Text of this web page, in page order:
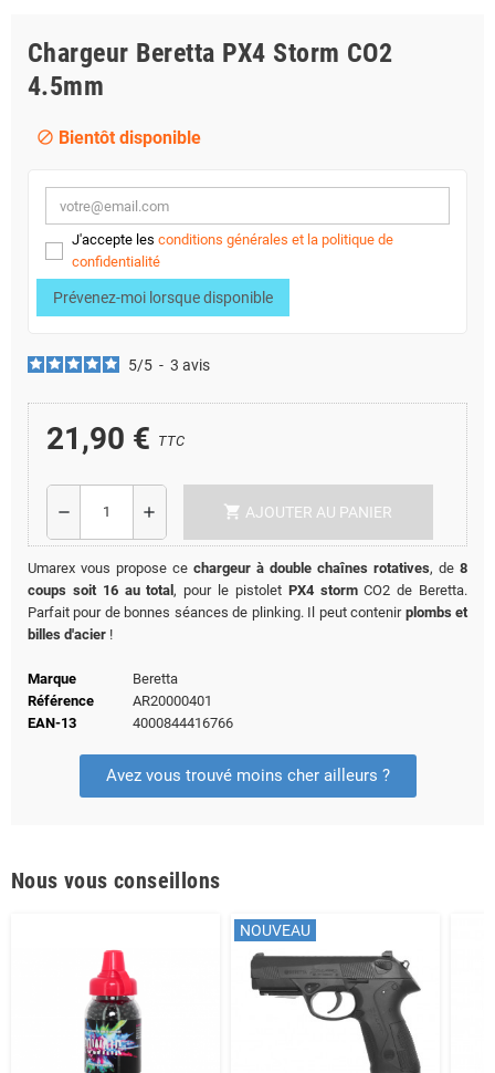
Chargeur Beretta PX4 Storm CO2
4.5mm
block Bientôt disponible
J'accepte les conditions générales et la politique de
confidentialité
Prévenez-moi lorsque disponible
5/5 - 3 avis
21,90 € TTC
remove add shopping_cart AJOUTER AU PANIER
Umarex vous propose ce chargeur à double chaînes rotatives, de 8
coups soit 16 au total , pour le pistolet PX4 stormCO2 de Beretta.
Parfait pour de bonnes séances de plinking. Il peut contenir plombs et
billes d'acier !
Marque
Beretta
Référence
AR20000401
EAN-13
4000844416766
Avez vous trouvé moins cher ailleurs ?
Nous vous conseillons
NOUVEAU